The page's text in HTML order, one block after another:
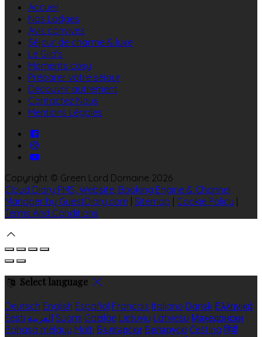
Accueil
Nos Lodges
Avis convives
Séjour de charme & luxe
Le Gild's
Moments cosy
Préparer votre séjour
Découvrir autrement
Contactez Nous
Mentions Légales
Copyright © Green Lord Domaine 2026
Cloud Diary PMS, Website, Booking Engine & Channel
Manager by GuestDiary.com | Sitemap | Cookie Policy |
Terms And Conditions
Select language
Deutsch English Español Français Italiano Dansk Ελληνικά
Eesti العربية Suomi Gaeilge Lietuvių Latviešu Македонски
Bahasa melayu Malti Български Беларускі Čeština हिंदी